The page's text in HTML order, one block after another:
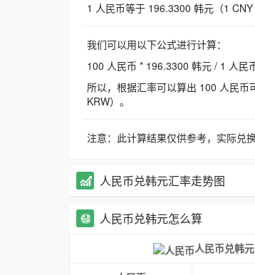
1 人民币等于 196.3300 韩元（1
我们可以用以下公式进行计算：
100 人民币 * 196.3300 韩元 / 1 人民
所以，根据汇率可以算出 100 人民
KRW）。
注意：此计算结果仅供参考，实际兑
人民币兑韩元汇率走势图
人民币兑韩元怎么算
人民币兑韩元